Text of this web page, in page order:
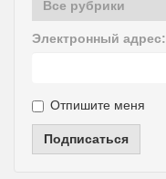
Электронный адрес:
Отпишите меня
Подписаться